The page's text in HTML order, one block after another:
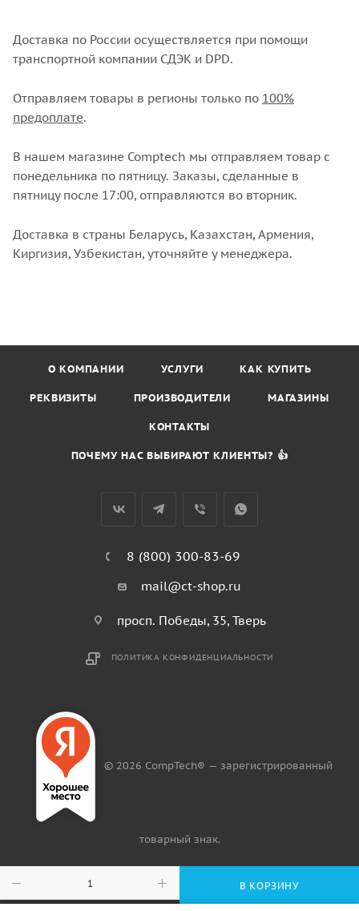
В КОРЗИНУ
Доставка по России осуществляется при помощи
транспортной компании СДЭК и DPD.
Отправляем товары в регионы только по 100%
предоплате.
В нашем магазине Comptech мы отправляем товар с
понедельника по пятницу. Заказы, сделанные в
пятницу после 17:00, отправляются во вторник.
Доставка в страны Беларусь, Казахстан, Армения,
Киргизия, Узбекистан, уточняйте у менеджера.
О КОМПАНИИ УСЛУГИ КАК КУПИТЬ
РЕКВИЗИТЫ ПРОИЗВОДИТЕЛИ МАГАЗИНЫ
КОНТАКТЫ
ПОЧЕМУ НАС ВЫБИРАЮТ КЛИЕНТЫ? 👍
8 (800) 300-83-69
mail@ct-shop.ru
просп. Победы, 35, Тверь
ПОЛИТИКА КОНФИДЕНЦИАЛЬНОСТИ
© 2026 CompTech® — зарегистрированный
товарный знак.